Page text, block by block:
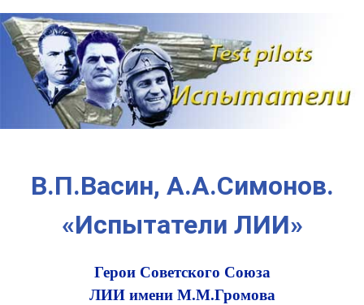
Наверх
В.П.Васин, А.А.Симонов.
«Испытатели ЛИИ»
Герои Советского Союза
ЛИИ имени М.М.Громова